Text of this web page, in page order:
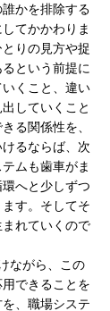
かを排除する
てかかわりま
りの見方や捉
という前提に
くこと、違い
していくこと
る関係性を、
るならば、次
ムも歯車がま
へと少しずつ
す。そしてそ
れていくので
できることを
、職場システ